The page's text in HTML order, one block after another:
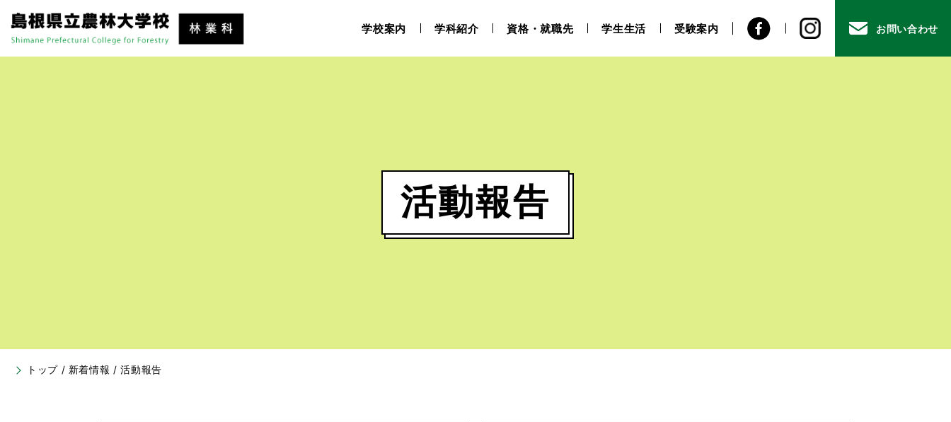
学校案内 学科紹介 資格・就職先 学生生活 受験案内 お問い合わせ
活動報告
トップ/ 新着情報 /活動報告